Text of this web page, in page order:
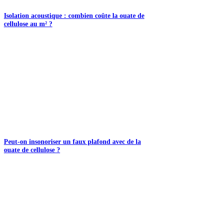
Isolation acoustique : combien coûte la ouate de
cellulose au m² ?
Peut-on insonoriser un faux plafond avec de la
ouate de cellulose ?